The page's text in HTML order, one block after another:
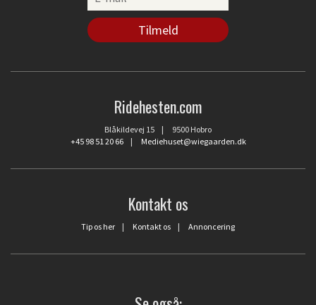
Ridehesten.com
Blåkildevej 15 | 9500 Hobro
+45 98 51 20 66| Mediehuset@wiegaarden.dk
Kontakt os
Tip os her | Kontakt os | Annoncering